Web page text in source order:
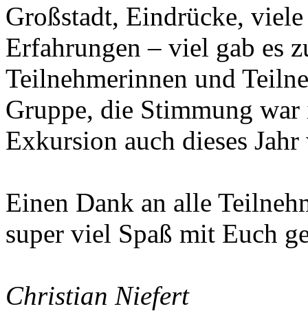
Großstadt, Eindrücke,
Erfahrungen – viel gab es
Teilnehmerinnen und
Gruppe, die Stimmung
Exkursion auch dieses
Einen Dank an alle
super viel Spaß mit Euch
Christian Niefert